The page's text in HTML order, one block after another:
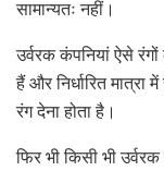
सामान्यतः नहीं।
उर्वरक कंपनियां ऐसे
हैं और निर्धारित मात्रा
रंग देना होता है।
फिर भी किसी भी